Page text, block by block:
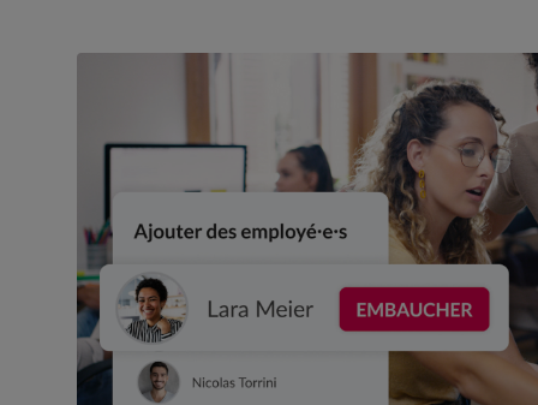
Bureau
Événementiel